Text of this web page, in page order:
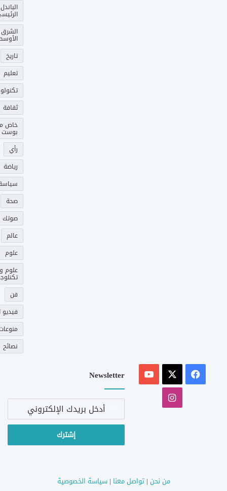
الباندل
الشرق
تاريخ
تعليم
ثقافة
خاص
بوست
رأي
رياضة
صحة
عالم
علوم
علوم و
فن
فيديو
نصائح
فيسبوك
‫YouTube
انستقرام
Newsletter
أدخل
الإلكتروني
من نحن |تواصل معنا |سياسة الخصوصية